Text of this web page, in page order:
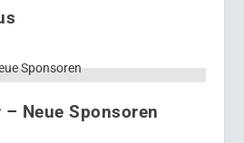
– Neue Sponsoren